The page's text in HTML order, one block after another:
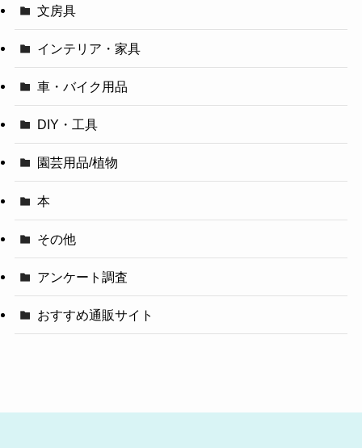
文房具
インテリア・家具
車・バイク用品
DIY・工具
園芸用品/植物
本
その他
アンケート調査
おすすめ通販サイト